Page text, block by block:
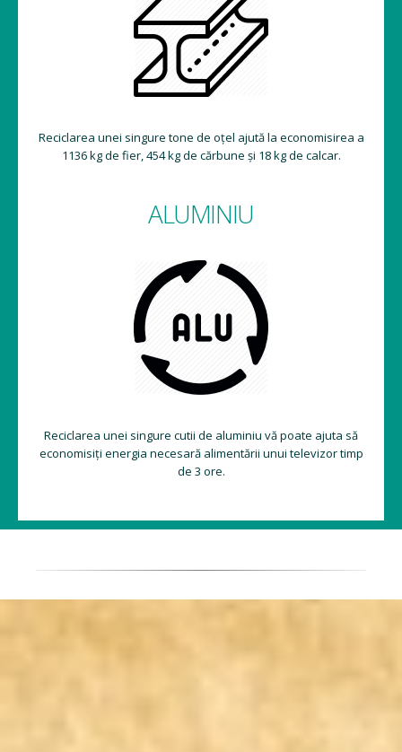
Reciclarea unei singure tone de oțel ajută la economisirea a
1136 kg de fier, 454 kg de cărbune și 18 kg de calcar.
ALUMINIU
Reciclarea unei singure cutii de aluminiu vă poate ajuta să
economisiți energia necesară alimentării unui televizor timp
de 3 ore.